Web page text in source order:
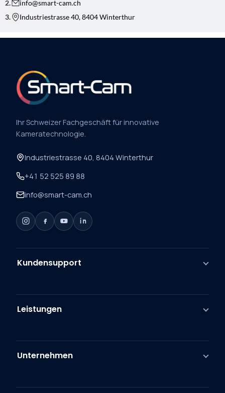
info@smart-cam.ch
Industriestrasse 40, 8404 Winterthur
Ihr Schweizer Fachgeschäft für innovative
Kameratechnologie.
Industriestrasse 40, 8404 Winterthur
+41 52 525 89 88
info@smart-cam.ch
Kundensupport
Leistungen
Unternehmen